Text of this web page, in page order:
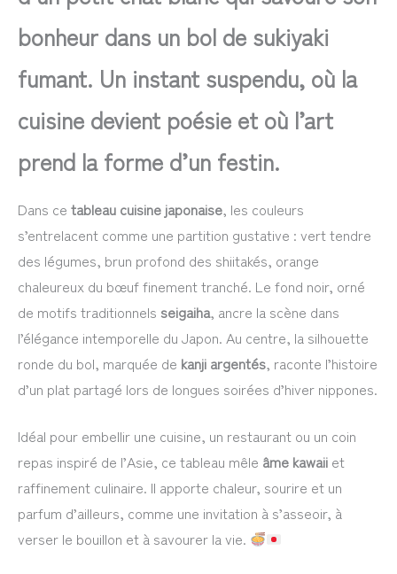
bonheur dans un bol de sukiyaki
fumant. Un instant suspendu, où la
cuisine devient poésie et où l’art
prend la forme d’un festin.
Dans ce tableau cuisine japonaise, les couleurs
s’entrelacent comme une partition gustative : vert tendre
des légumes, brun profond des shiitakés, orange
chaleureux du bœuf finement tranché. Le fond noir, orné
de motifs traditionnels seigaiha, ancre la scène dans
l’élégance intemporelle du Japon. Au centre, la silhouette
ronde du bol, marquée de kanji argentés, raconte l’histoire
d’un plat partagé lors de longues soirées d’hiver nippones.
Idéal pour embellir une cuisine, un restaurant ou un coin
repas inspiré de l’Asie, ce tableau mêle âme kawaii et
raffinement culinaire. Il apporte chaleur, sourire et un
parfum d’ailleurs, comme une invitation à s’asseoir, à
verser le bouillon et à savourer la vie.